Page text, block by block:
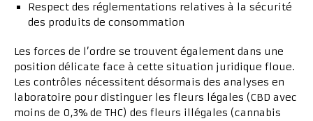
Respect des réglementations relatives à la sécurité
des produits de consommation
Les forces de l’ordre se trouvent également dans une
position délicate face à cette situation juridique floue.
Les contrôles nécessitent désormais des analyses en
laboratoire pour distinguer les fleurs légales (CBD avec
moins de 0,3% de THC) des fleurs illégales (cannabis